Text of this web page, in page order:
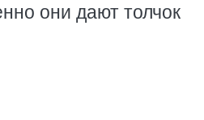
они дают толчок